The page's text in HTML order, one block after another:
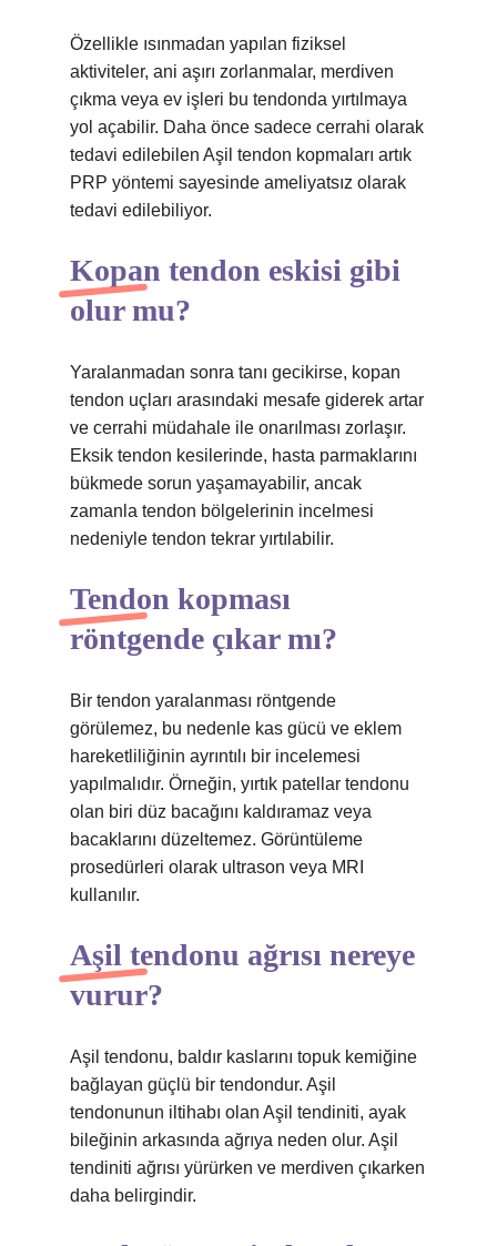
Özellikle ısınmadan yapılan fiziksel
aktiviteler, ani aşırı zorlanmalar, merdiven
çıkma veya ev işleri bu tendonda yırtılmaya
yol açabilir. Daha önce sadece cerrahi olarak
tedavi edilebilen Aşil tendon kopmaları artık
PRP yöntemi sayesinde ameliyatsız olarak
tedavi edilebiliyor.
Kopan tendon eskisi gibi
olur mu?
Yaralanmadan sonra tanı gecikirse, kopan
tendon uçları arasındaki mesafe giderek artar
ve cerrahi müdahale ile onarılması zorlaşır.
Eksik tendon kesilerinde, hasta parmaklarını
bükmede sorun yaşamayabilir, ancak
zamanla tendon bölgelerinin incelmesi
nedeniyle tendon tekrar yırtılabilir.
Tendon kopması
röntgende çıkar mı?
Bir tendon yaralanması röntgende
görülemez, bu nedenle kas gücü ve eklem
hareketliliğinin ayrıntılı bir incelemesi
yapılmalıdır. Örneğin, yırtık patellar tendonu
olan biri düz bacağını kaldıramaz veya
bacaklarını düzeltemez. Görüntüleme
prosedürleri olarak ultrason veya MRI
kullanılır.
Aşil tendonu ağrısı nereye
vurur?
Aşil tendonu, baldır kaslarını topuk kemiğine
bağlayan güçlü bir tendondur. Aşil
tendonunun iltihabı olan Aşil tendiniti, ayak
bileğinin arkasında ağrıya neden olur. Aşil
tendiniti ağrısı yürürken ve merdiven çıkarken
daha belirgindir.